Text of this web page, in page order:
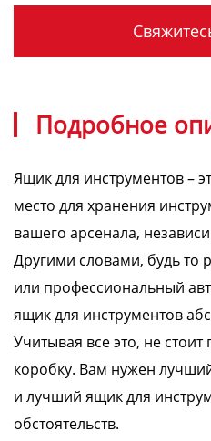
Подробное
Ящик для инструментов –
место для хранения
вашего арсенала,
Другими словами, будь то
или профессиональный
ящик для инструментов
Учитывая все это, не
коробку. Вам нужен
и лучший ящик для
обстоятельств.